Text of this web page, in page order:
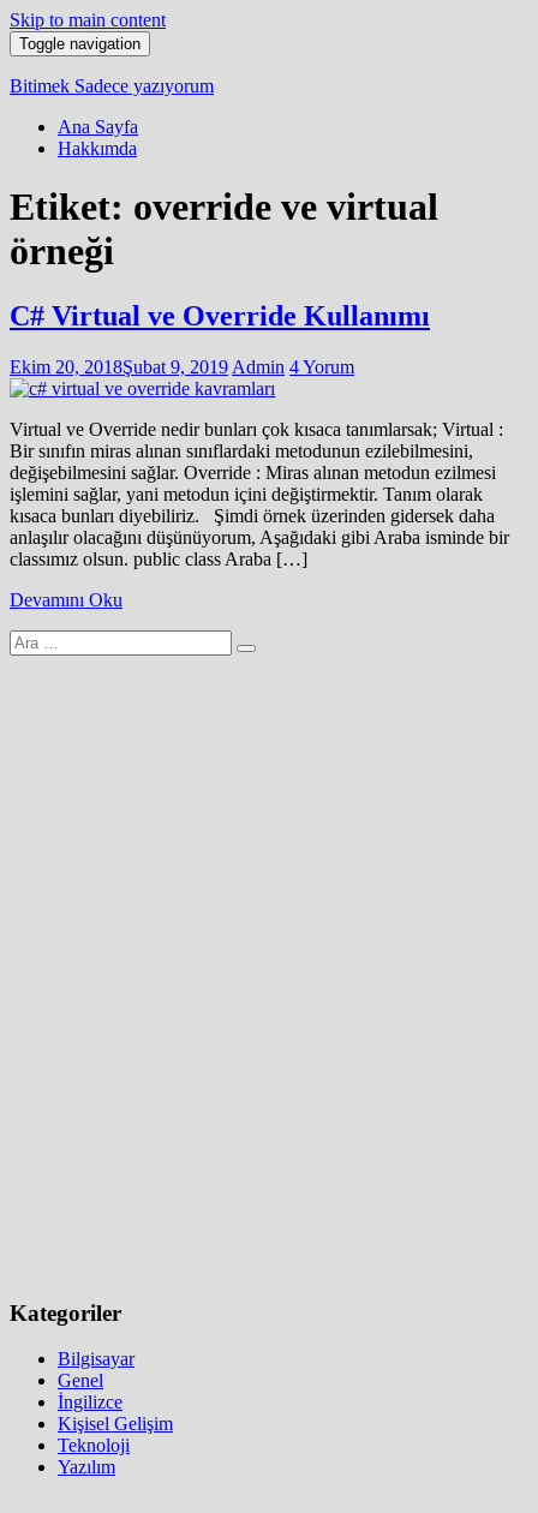
Skip to main content
Toggle navigation
Bitimek Sadece yazıyorum
Ana Sayfa
Hakkımda
Etiket: override ve virtual
örneği
C# Virtual ve Override Kullanımı
Ekim 20, 2018Şubat 9, 2019 Admin 4 Yorum
Virtual ve Override nedir bunları çok kısaca tanımlarsak; Virtual :
Bir sınıfın miras alınan sınıflardaki metodunun ezilebilmesini,
değişebilmesini sağlar. Override : Miras alınan metodun ezilmesi
işlemini sağlar, yani metodun içini değiştirmektir. Tanım olarak
kısaca bunları diyebiliriz. Şimdi örnek üzerinden gidersek daha
anlaşılır olacağını düşünüyorum, Aşağıdaki gibi Araba isminde bir
classımız olsun. public class Araba […]
Devamını Oku
Arama
yap:
Kategoriler
Bilgisayar
Genel
İngilizce
Kişisel Gelişim
Teknoloji
Yazılım